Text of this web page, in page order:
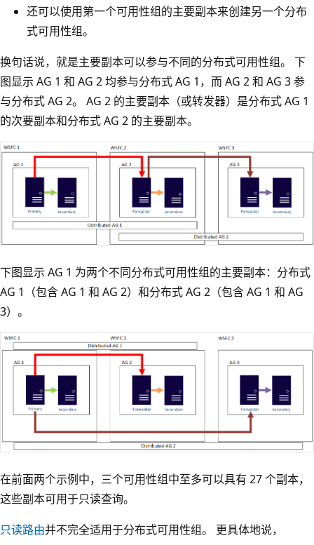
还可以使用第一个可用性组的主要副本来创建另一个分布
式可用性组。
换句话说，就是主要副本可以参与不同的分布式可用性组。 下
图显示 AG 1 和 AG 2 均参与分布式 AG 1，而 AG 2 和 AG 3 参
与分布式 AG 2。 AG 2 的主要副本（或转发器）是分布式 AG 1
的次要副本和分布式 AG 2 的主要副本。
下图显示 AG 1 为两个不同分布式可用性组的主要副本：分布式
AG 1（包含 AG 1 和 AG 2）和分布式 AG 2（包含 AG 1 和 AG
3）。
在前面两个示例中，三个可用性组中至多可以具有 27 个副本，
这些副本可用于只读查询。
只读路由并不完全适用于分布式可用性组。 更具体地说，